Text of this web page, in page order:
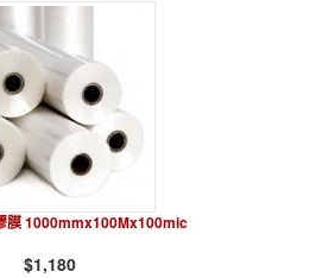
膜 1000mmx100Mx100mic
$1,180